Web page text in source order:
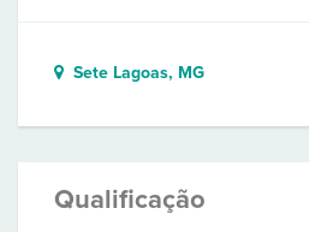
Sete Lagoas, MG
Qualificação